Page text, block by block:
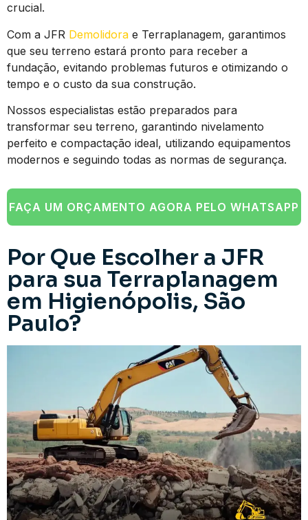
crucial.
Com a JFR Demolidora e Terraplanagem, garantimos
que seu terreno estará pronto para receber a
fundação, evitando problemas futuros e otimizando o
tempo e o custo da sua construção.
Nossos especialistas estão preparados para
transformar seu terreno, garantindo nivelamento
perfeito e compactação ideal, utilizando equipamentos
modernos e seguindo todas as normas de segurança.
FAÇA UM ORÇAMENTO AGORA PELO WHATSAPP
Por Que Escolher a JFR
para sua Terraplanagem
em Higienópolis, São
Paulo?